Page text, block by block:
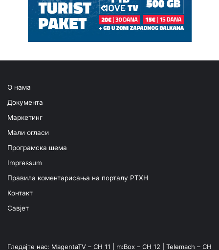
О нама
Документа
Маркетинг
Мали огласи
Програмска шема
Impressum
Правила коментарисања на порталу РТХН
Контакт
Савјет
Гледајте нас: MagentaTV – CH 11 | m:Box – CH 12 | Telemach – CH